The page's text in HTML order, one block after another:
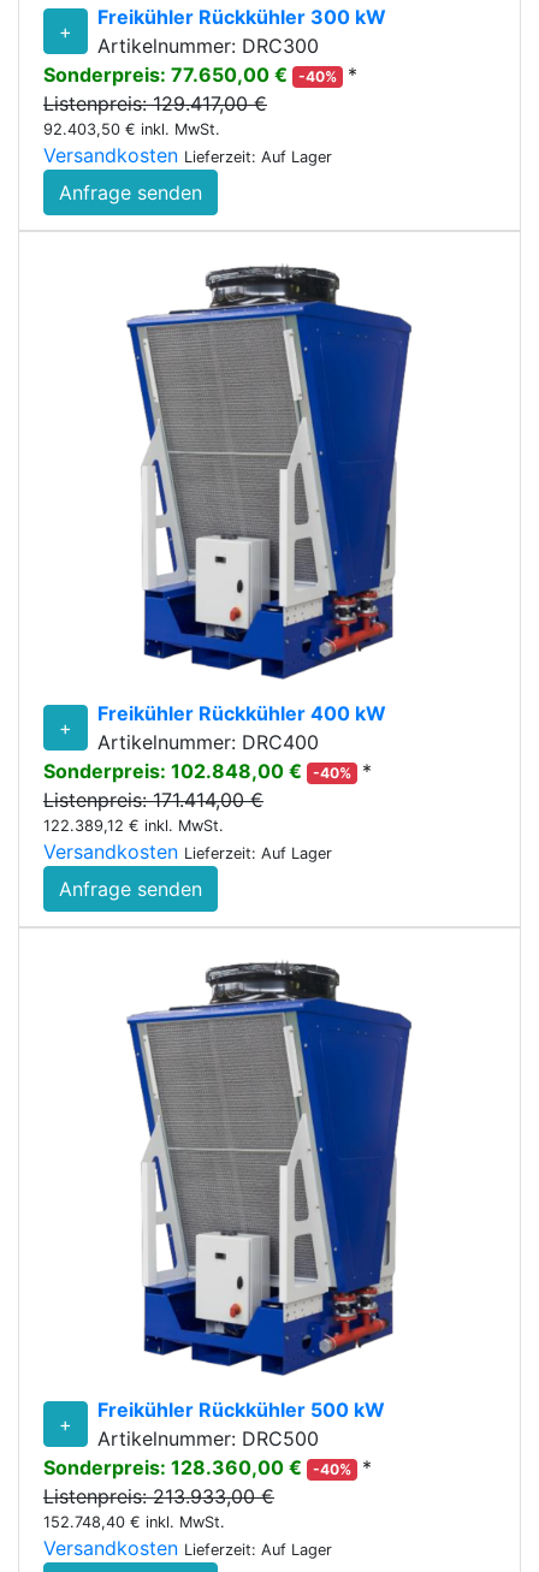
+
Freikühler Rückkühler 300 kW
Artikelnummer: DRC300
Sonderpreis: 77.650,00 €
-40%
*
Listenpreis: 129.417,00 €
92.403,50 € inkl. MwSt.
Versandkosten Lieferzeit: Auf Lager
Anfrage senden
+
Freikühler Rückkühler 400 kW
Artikelnummer: DRC400
Sonderpreis: 102.848,00 €
-40%
*
Listenpreis: 171.414,00 €
122.389,12 € inkl. MwSt.
Versandkosten Lieferzeit: Auf Lager
Anfrage senden
+
Freikühler Rückkühler 500 kW
Artikelnummer: DRC500
Sonderpreis: 128.360,00 €
-40%
*
Listenpreis: 213.933,00 €
152.748,40 € inkl. MwSt.
Versandkosten Lieferzeit: Auf Lager